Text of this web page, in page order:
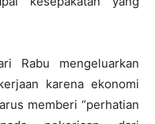
Rabu mengeluarkan
karena ekonomi
memberi “perhatian